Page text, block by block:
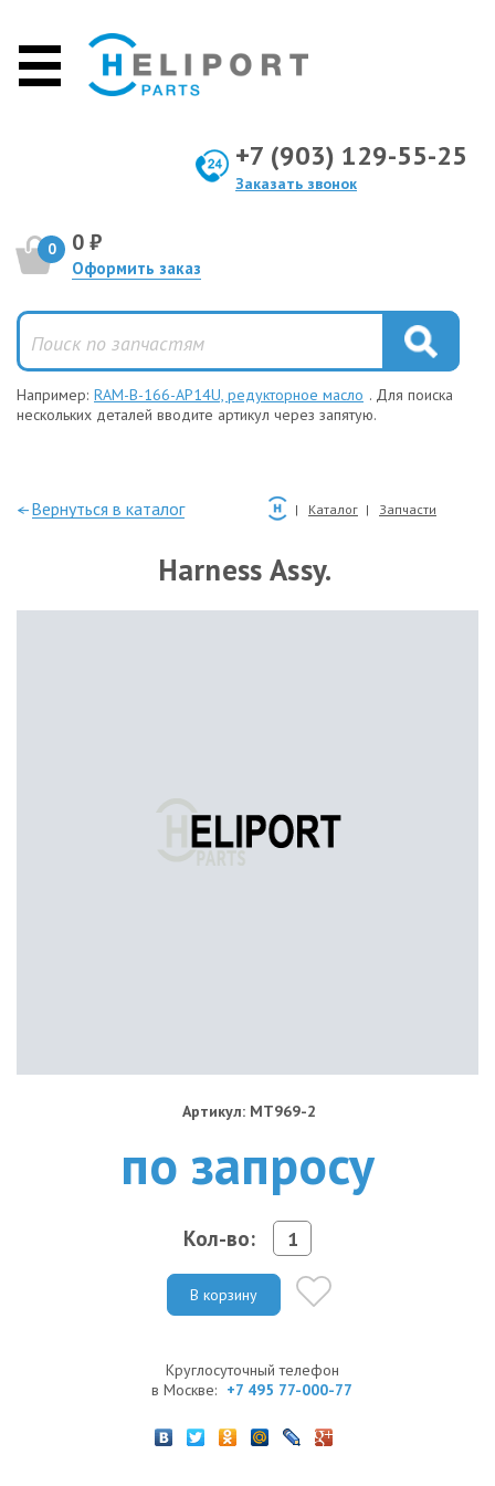
+7 (903) 129-55-25
Заказать звонок
0 0 ₽
Оформить заказ
Например: RAM-B-166-AP14U, редукторное масло . Для поиска
нескольких деталей вводите артикул через запятую.
—Вернуться в каталог Каталог Запчасти
Harness Assy.
Артикул: MT969-2
по запросу
Кол-во:
В корзину
Круглосуточный телефон
в Москве: +7 495 77-000-77